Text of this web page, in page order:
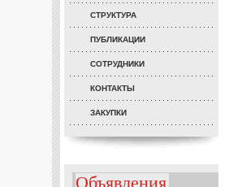
СТРУКТУРА
ПУБЛИКАЦИИ
СОТРУДНИКИ
КОНТАКТЫ
ЗАКУПКИ
Объявления